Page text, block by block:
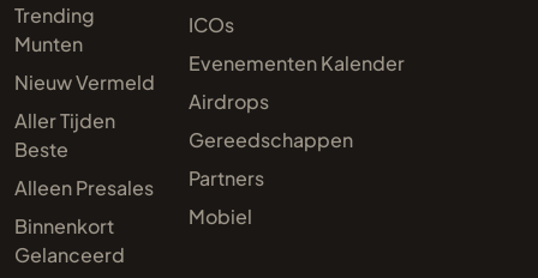
Trending
Munten
Nieuw Vermeld
Aller Tijden
Beste
Alleen Presales
Binnenkort
Gelanceerd
ICOs
Evenementen Kalender
Airdrops
Gereedschappen
Partners
Mobiel